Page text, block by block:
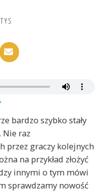
bardzo szybko stały
Nie raz
przez graczy kolejnych
na przykład złożyć
innymi o tym mówi
sprawdzamy nowość